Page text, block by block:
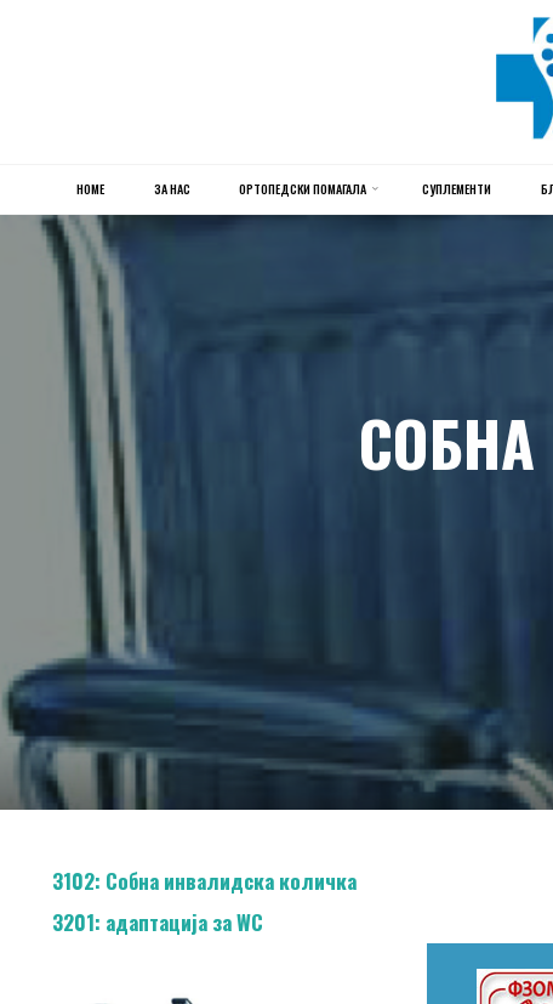
Skip
to
content
HOME ЗА НАС ОРТОПЕДСКИ ПОМАГАЛА СУПЛЕМЕНТИ
3102: Собна инвалидска количка
3201: адаптација за WC